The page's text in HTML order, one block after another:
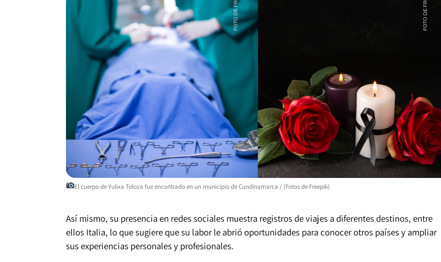
El cuerpo de Yulixa Toloza fue encontrado en un municipio de Cundinamarca / (Fotos de Freepik)
Así mismo, su presencia en redes sociales muestra registros de viajes a diferentes destinos, entre
ellos Italia, lo que sugiere que su labor le abrió oportunidades para conocer otros países y ampliar
sus experiencias personales y profesionales.